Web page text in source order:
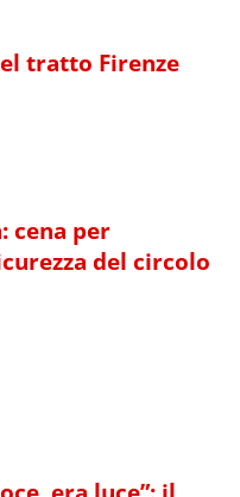
tratto Firenze
cena per
del circolo